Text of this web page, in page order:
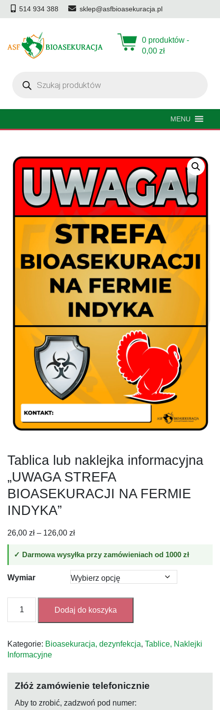
514 934 388 sklep@asfbioasekuracja.pl
0 produktów -
0,00 zł
produktów
MENU
Tablica lub naklejka informacyjna
„UWAGA STREFA
BIOASEKURACJI NA FERMIE
INDYKA”
26,00 zł – 126,00 złZakres
od
do
126,00 zł
✓ Darmowa wysyłka przy zamówieniach od 1000 zł
Wymiar
Tablica
lub
informacyjna
„UWAGA
NA
FERMIE
Dodaj do koszyka
Kategorie: Bioasekuracja, dezynfekcja, Tablice, Naklejki
Informacyjne
Złóż zamówienie telefonicznie
Aby to zrobić, zadzwoń pod numer: